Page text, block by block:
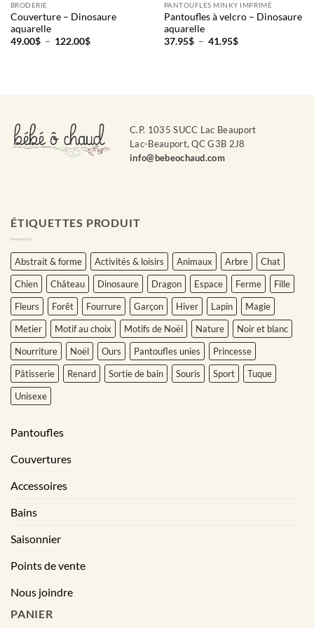
BRODERIE
Couverture – Dinosaure
aquarelle
49.00$ – 122.00$Plage
PANTOUFLES MINKY IMPRIMÉ
Pantoufles à velcro – Dinosaure
aquarelle
37.95$ – 41.95$Plage
C.P. 1035 SUCC Lac Beauport
Lac-Beauport, QC G3B 2J8
info@bebeochaud.com
ÉTIQUETTES PRODUIT
Abstrait & forme Activités & loisirs Animaux Arbre
Chat
Chien
Château Dinosaure Dragon Espace Ferme
Fille
Fleurs
Forêt Fourrure Garçon Hiver Lapin
Magie
Metier
Motif au choix Motifs de Noël Nature
Noir et blanc
Nourriture
Noël Ours Pantoufles unies
Princesse
Pâtisserie
Renard Sortie de bain Souris Sport
Tuque
Unisexe
Pantoufles
Couvertures
Accessoires
Bains
Saisonnier
Points de vente
Nous joindre
PANIER
Courriel
*
Date
de
naissance
obtenir